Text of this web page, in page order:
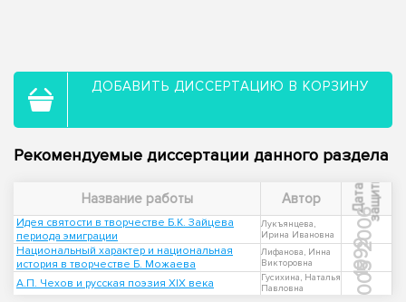
ДОБАВИТЬ ДИССЕРТАЦИЮ В КОРЗИНУ
Рекомендуемые диссертации данного раздела
Название работы Автор Д
а
т
а
з
а
щ
и
ты
Идея святости в творчестве Б.К. Зайцева
периода эмиграции
Лукъянцева,
Ирина Ивановна
2006
Национальный характер и национальная
история в творчестве Б. Можаева
Лифанова, Инна
Викторовна
1999
А.П. Чехов и русская поэзия XIX века
Гусихина, Наталья
Павловна
2005